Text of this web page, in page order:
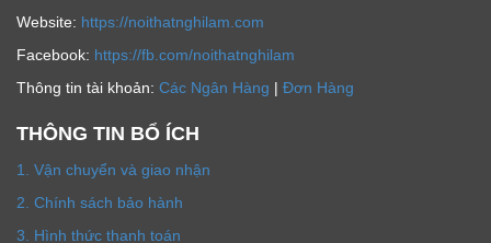
Website: https://noithatnghilam.com
Facebook: https://fb.com/noithatnghilam
Thông tin tài khoản: Các Ngân Hàng | Đơn Hàng
THÔNG TIN BỔ ÍCH
1. Vận chuyển và giao nhận
2. Chính sách bảo hành
3. Hình thức thanh toán